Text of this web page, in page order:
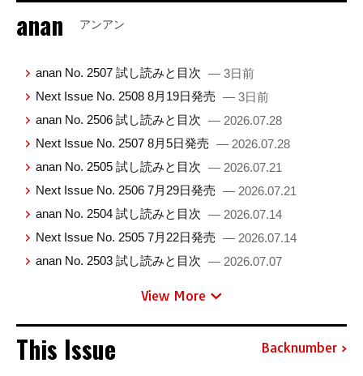
anan アンアン
anan No. 2507 試し読みと目次 — 3日前
Next Issue No. 2508 8月19日発売 — 3日前
anan No. 2506 試し読みと目次 — 2026.07.28
Next Issue No. 2507 8月5日発売 — 2026.07.28
anan No. 2505 試し読みと目次 — 2026.07.21
Next Issue No. 2506 7月29日発売 — 2026.07.21
anan No. 2504 試し読みと目次 — 2026.07.14
Next Issue No. 2505 7月22日発売 — 2026.07.14
anan No. 2503 試し読みと目次 — 2026.07.07
View More
This Issue Backnumber